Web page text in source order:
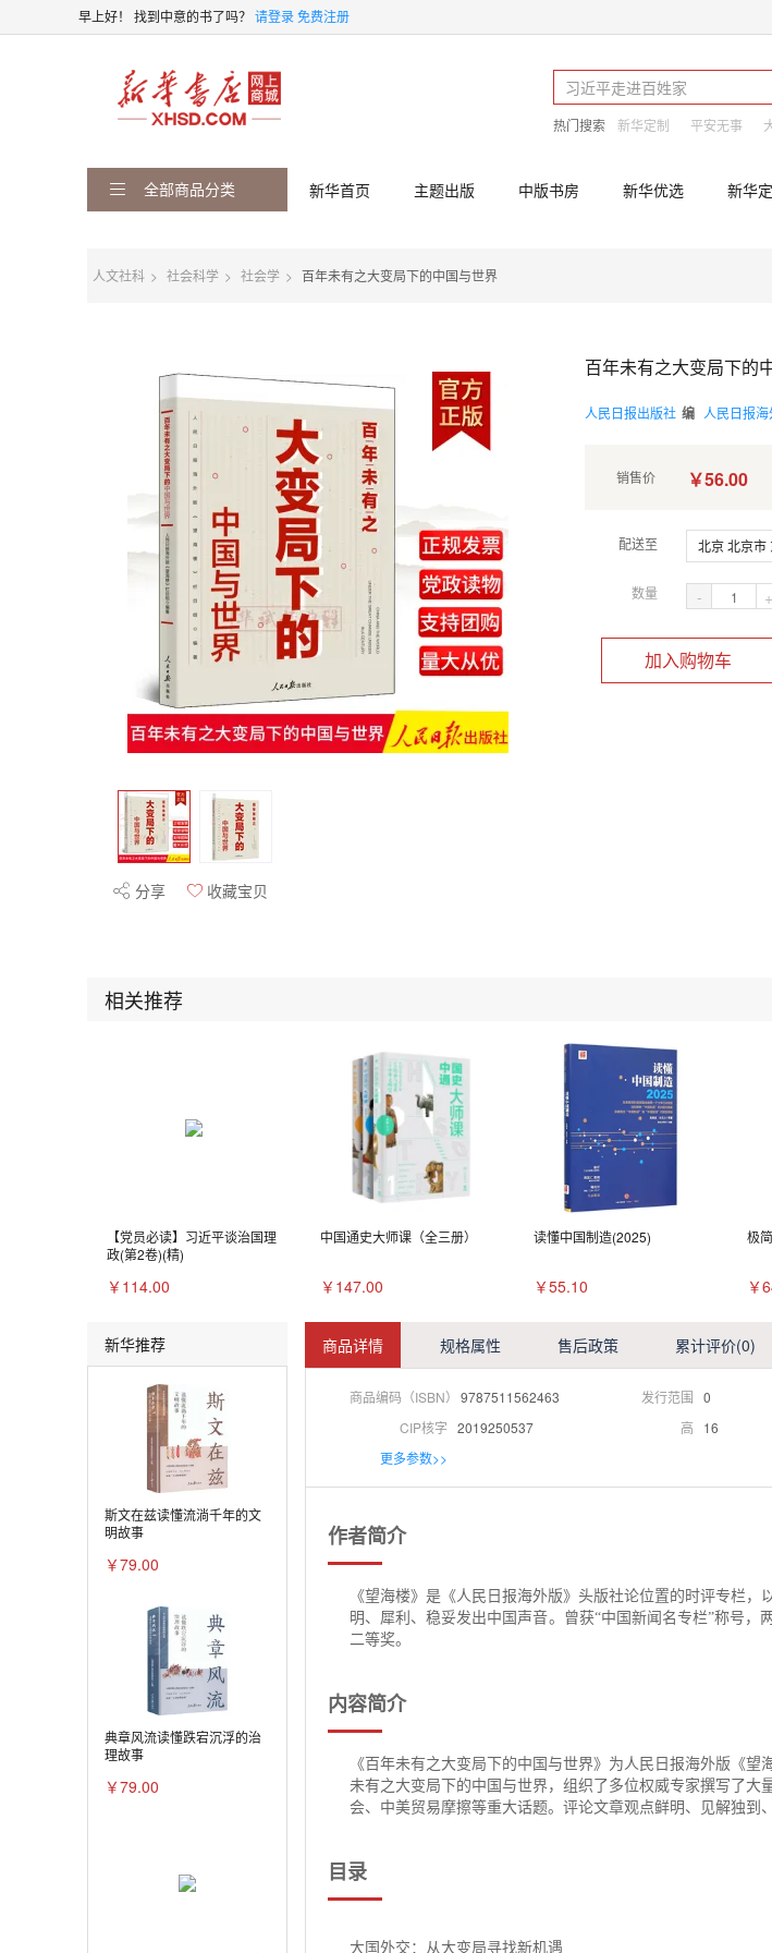
早上好！ 找到中意的书了吗？ 请登录免费注册
热门搜索 新华定制 平安无事
全部商品分类 新华首页 主题出版 中版书房 新华优选 新华
人文社科 社会科学 社会学 百年未有之大变局下的中国与世界
分享 收藏宝贝
百年未有之大变局下的
人民日报出版社 编 人民日报
销售价 ￥56.00
配送至 北京 北京市
数量 - +
加入购物车
相关推荐
【党员必读】习近平谈治国理
政(第2卷)(精)
￥114.00
中国通史大师课（全三册）
￥147.00
读懂中国制造(2025)
￥55.10
极
￥
新华推荐
斯文在兹读懂流淌千年的文
明故事
￥79.00
典章风流读懂跌宕沉浮的治
理故事
￥79.00
商品详情 规格属性 售后政策 累计评价(0)
商品编码（ISBN） 9787511562463 发行范围 0
CIP核字 2019250537 高 16
更多参数>>
作者简介
《望海楼》是《人民日报海外版》头版社论位置的时评专栏
明、犀利、稳妥发出中国声音。曾获“中国新闻名专栏”称号
二等奖。
内容简介
《百年未有之大变局下的中国与世界》为人民日报海外版《
未有之大变局下的中国与世界，组织了多位权威专家撰写了大
会、中美贸易摩擦等重大话题。评论文章观点鲜明、见解独到
目录
大国外交：从大变局寻找新机遇